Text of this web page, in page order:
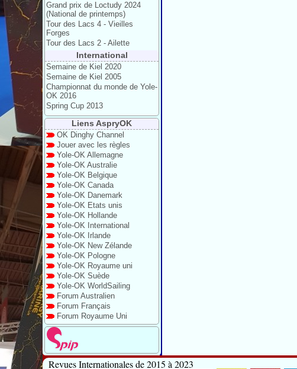
Grand prix de Loctudy 2024
(National de printemps)
Tour des Lacs 4 - Vieilles
Forges
Tour des Lacs 2 - Ailette
International
Semaine de Kiel 2020
Semaine de Kiel 2005
Championnat du monde de Yole-
OK 2016
Spring Cup 2013
Liens AspryOK
OK Dinghy Channel
Jouer avec les règles
Yole-OK Allemagne
Yole-OK Australie
Yole-OK Belgique
Yole-OK Canada
Yole-OK Danemark
Yole-OK Etats unis
Yole-OK Hollande
Yole-OK International
Yole-OK Irlande
Yole-OK New Zélande
Yole-OK Pologne
Yole-OK Royaume uni
Yole-OK Suède
Yole-OK WorldSailing
Forum Australien
Forum Français
Forum Royaume Uni
Revues Internationales de 2015 à 2023